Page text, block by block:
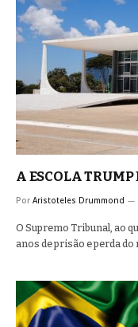
A ESCOLA
Por Aristoteles Drummond
O Supremo Tribunal, ao
anos de prisão e perda